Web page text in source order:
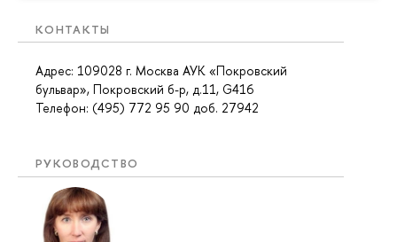
КОНТАКТЫ
Адрес: 109028 г. Москва АУК «Покровский
бульвар», Покровский б-р, д.11, G416
Телефон: (495) 772 95 90 доб. 27942
РУКОВОДСТВО